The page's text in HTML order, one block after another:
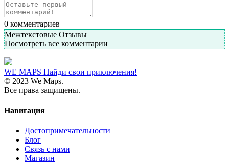
0 комментариев
Межтекстовые Отзывы
Посмотреть все комментарии
WE MAPS Найди свои приключения!
© 2023 We Maps.
Все права защищены.
Навигация
Достопримечательности
Блог
Связь с нами
Магазин